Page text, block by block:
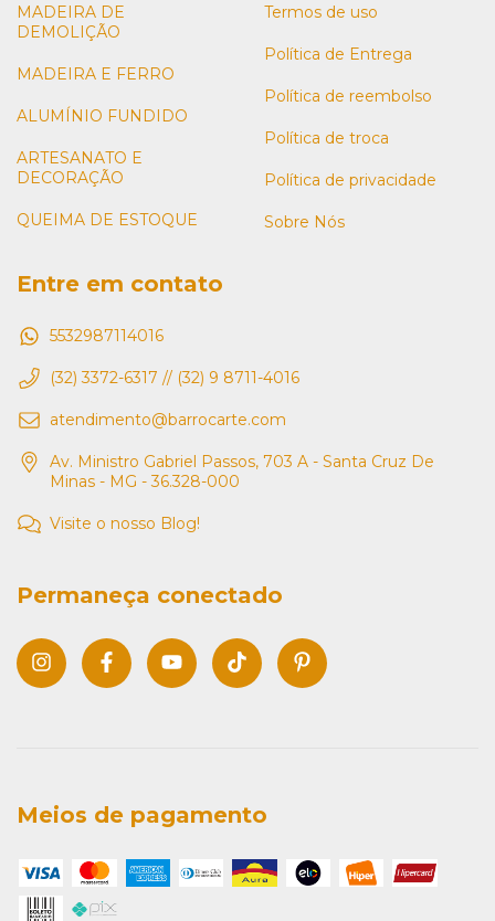
MADEIRA DE
DEMOLIÇÃO
MADEIRA E FERRO
ALUMÍNIO FUNDIDO
ARTESANATO E
DECORAÇÃO
QUEIMA DE ESTOQUE
Termos de uso
Política de Entrega
Política de reembolso
Política de troca
Política de privacidade
Sobre Nós
Entre em contato
5532987114016
(32) 3372-6317 // (32) 9 8711-4016
atendimento@barrocarte.com
Av. Ministro Gabriel Passos, 703 A - Santa Cruz De
Minas - MG - 36.328-000
Visite o nosso Blog!
Permaneça conectado
Meios de pagamento